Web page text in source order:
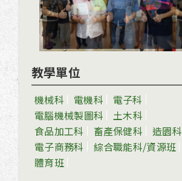
教學單位
機械科 電機科
電子科
電腦機械製圖科
土木科
食品加工科
畜產保健科
造園科
電子商務科
綜合職能科/資源班
體育班